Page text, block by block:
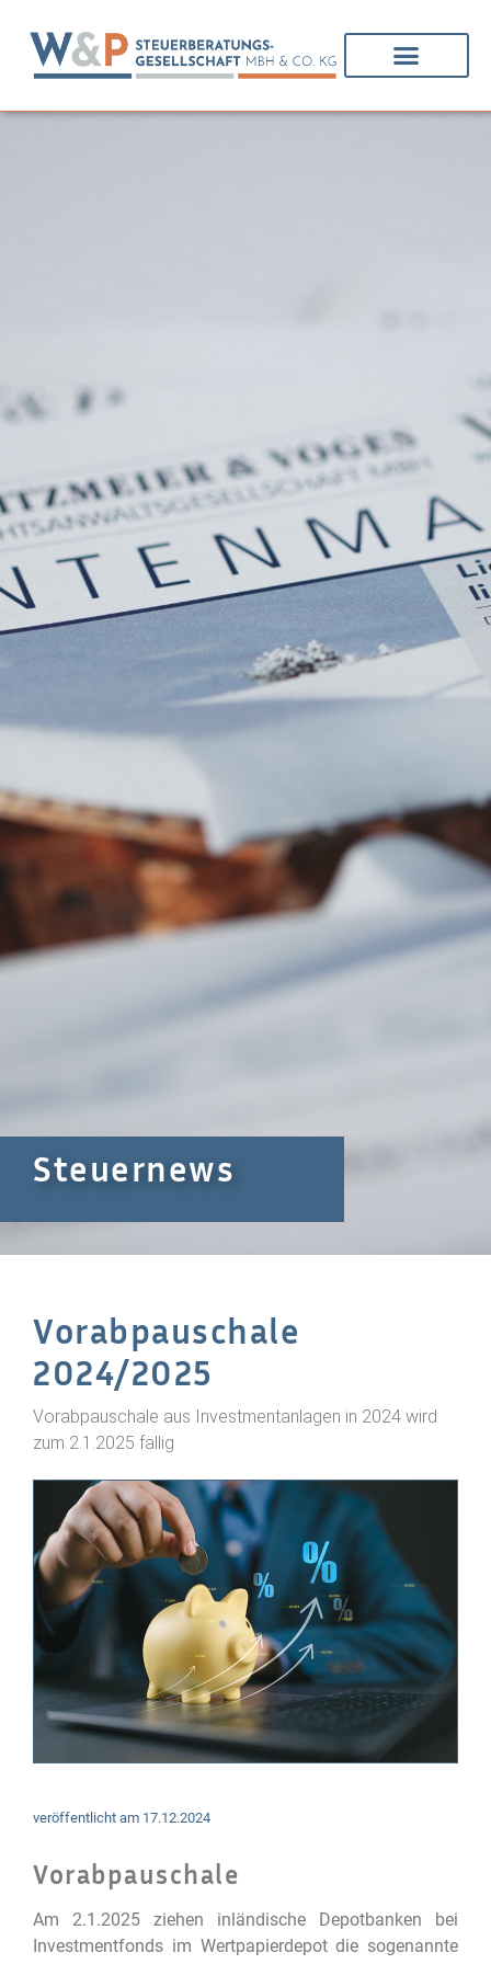
Steuernews
Vorabpauschale
2024/2025
Vorabpauschale aus Investmentanlagen in 2024 wird
zum 2.1.2025 fällig
veröffentlicht am 17.12.2024
Vorabpauschale
Am 2.1.2025 ziehen inländische Depotbanken bei
Investmentfonds im Wertpapierdepot die sogenannte